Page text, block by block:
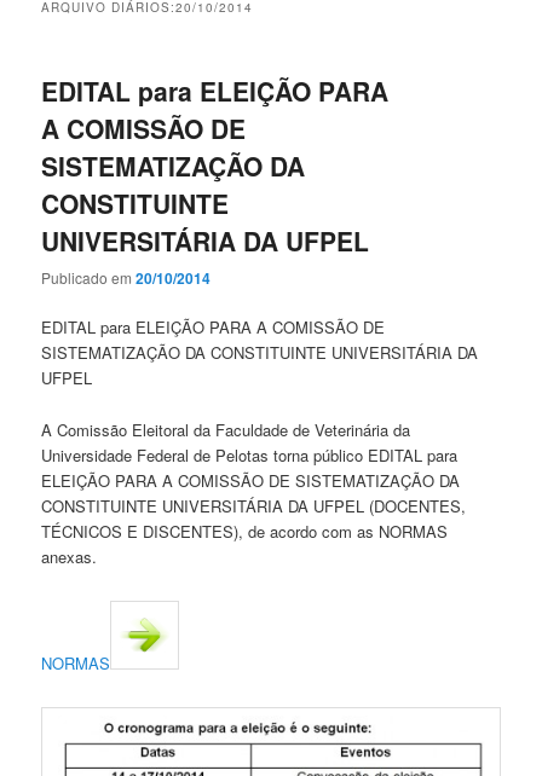
ARQUIVO DIÁRIOS:20/10/2014
EDITAL para ELEIÇÃO PARA
A COMISSÃO DE
SISTEMATIZAÇÃO DA
CONSTITUINTE
UNIVERSITÁRIA DA UFPEL
Publicado em20/10/2014
EDITAL para ELEIÇÃO PARA A COMISSÃO DE
SISTEMATIZAÇÃO DA CONSTITUINTE UNIVERSITÁRIA DA
UFPEL
A Comissão Eleitoral da Faculdade de Veterinária da
Universidade Federal de Pelotas torna público EDITAL para
ELEIÇÃO PARA A COMISSÃO DE SISTEMATIZAÇÃO DA
CONSTITUINTE UNIVERSITÁRIA DA UFPEL (DOCENTES,
TÉCNICOS E DISCENTES), de acordo com as NORMAS
anexas.
NORMAS